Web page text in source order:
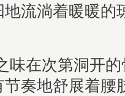
流淌着暖暖的
味在次第洞开
奏地舒展着腰